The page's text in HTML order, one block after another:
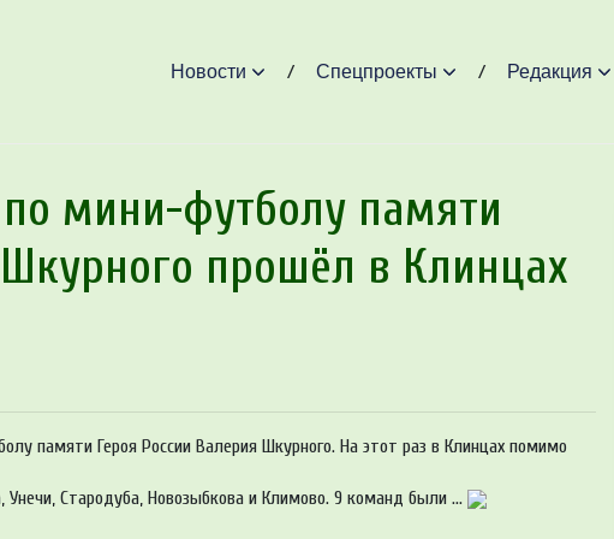
Новости Спецпроекты Редакция
мини-футболу памяти
прошёл в Клинцах
памяти Героя России Валерия Шкурного. На этот раз в Клинцах помимо
Унечи, Стародуба, Новозыбкова и Климово. 9 команд были ...